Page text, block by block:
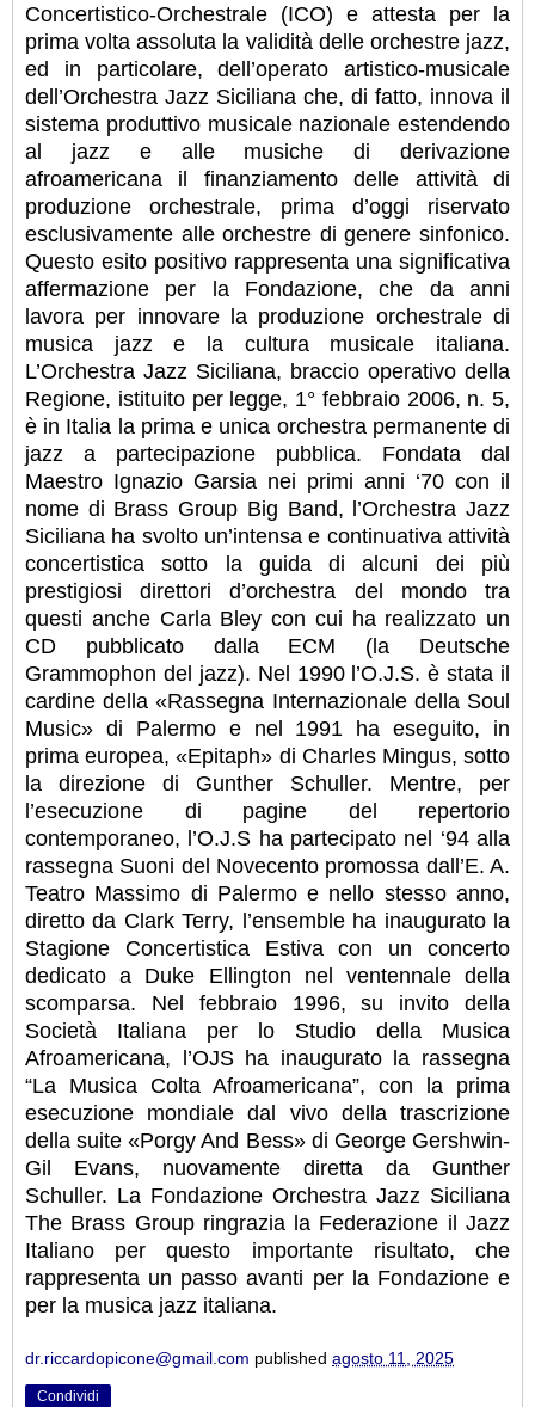
Concertistico-Orchestrale (ICO) e attesta per la
prima volta assoluta la validità delle orchestre jazz,
ed in particolare, dell’operato artistico-musicale
dell’Orchestra Jazz Siciliana che, di fatto, innova il
sistema produttivo musicale nazionale estendendo
al jazz e alle musiche di derivazione
afroamericana il finanziamento delle attività di
produzione orchestrale, prima d’oggi riservato
esclusivamente alle orchestre di genere sinfonico.
Questo esito positivo rappresenta una significativa
affermazione per la Fondazione, che da anni
lavora per innovare la produzione orchestrale di
musica jazz e la cultura musicale italiana.
L’Orchestra Jazz Siciliana, braccio operativo della
Regione, istituito per legge, 1° febbraio 2006, n. 5,
è in Italia la prima e unica orchestra permanente di
jazz a partecipazione pubblica. Fondata dal
Maestro Ignazio Garsia nei primi anni ‘70 con il
nome di Brass Group Big Band, l’Orchestra Jazz
Siciliana ha svolto un’intensa e continuativa attività
concertistica sotto la guida di alcuni dei più
prestigiosi direttori d’orchestra del mondo tra
questi anche Carla Bley con cui ha realizzato un
CD pubblicato dalla ECM (la Deutsche
Grammophon del jazz). Nel 1990 l’O.J.S. è stata il
cardine della «Rassegna Internazionale della Soul
Music» di Palermo e nel 1991 ha eseguito, in
prima europea, «Epitaph» di Charles Mingus, sotto
la direzione di Gunther Schuller. Mentre, per
l’esecuzione di pagine del repertorio
contemporaneo, l’O.J.S ha partecipato nel ‘94 alla
rassegna Suoni del Novecento promossa dall’E. A.
Teatro Massimo di Palermo e nello stesso anno,
diretto da Clark Terry, l’ensemble ha inaugurato la
Stagione Concertistica Estiva con un concerto
dedicato a Duke Ellington nel ventennale della
scomparsa. Nel febbraio 1996, su invito della
Società Italiana per lo Studio della Musica
Afroamericana, l’OJS ha inaugurato la rassegna
“La Musica Colta Afroamericana”, con la prima
esecuzione mondiale dal vivo della trascrizione
della suite «Porgy And Bess» di George Gershwin-
Gil Evans, nuovamente diretta da Gunther
Schuller. La Fondazione Orchestra Jazz Siciliana
The Brass Group ringrazia la Federazione il Jazz
Italiano per questo importante risultato, che
rappresenta un passo avanti per la Fondazione e
per la musica jazz italiana.
dr.riccardopicone@gmail.com published agosto 11, 2025
Condividi